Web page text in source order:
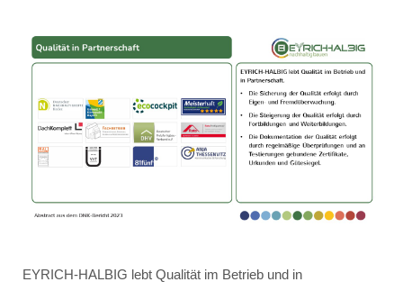
EYRICH-HALBIG lebt Qualität im Betrieb und in